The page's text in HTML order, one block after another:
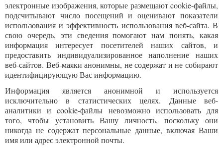
электронные изображения, которые размещают cookie-файлы,
подсчитывают число посещений и оценивают показатели
использования и эффективность использования веб-сайта. В
свою очередь, эти сведения помогают нам понять, какая
информация интересует посетителей наших сайтов, и
предоставить индивидуализированное наполнение наших
веб-сайтов. Веб-маяки анонимны, не содержат и не собирают
идентифицирующую Вас информацию.
Информация является анонимной и используется
исключительно в статистических целях. Данные веб-
аналитики и cookie-файлы невозможно использовать для
того, чтобы установить Вашу личность, поскольку они
никогда не содержат персональные данные, включая Ваши
имя или адрес электронной почты.